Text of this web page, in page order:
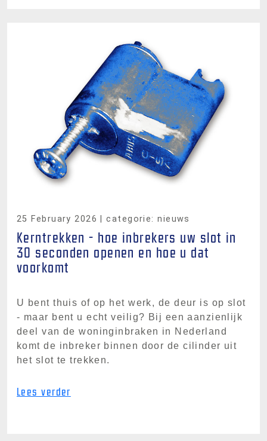
25 February 2026 | categorie: nieuws
Kerntrekken - hoe inbrekers uw slot in
30 seconden openen en hoe u dat
voorkomt
U bent thuis of op het werk, de deur is op slot
- maar bent u echt veilig? Bij een aanzienlijk
deel van de woninginbraken in Nederland
komt de inbreker binnen door de cilinder uit
het slot te trekken.
Lees verder